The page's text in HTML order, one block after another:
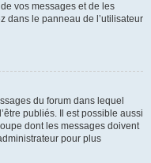
vos messages et de les
dans le panneau de l’utilisateur
du forum dans lequel
publiés. Il est possible aussi
dont les messages doivent
pour plus